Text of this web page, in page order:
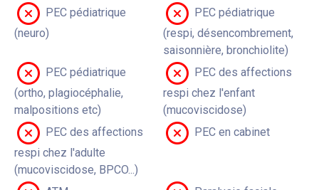
PEC pédiatrique
(neuro)
PEC pédiatrique
(respi, désencombrement,
saisonnière, bronchiolite)
PEC pédiatrique
(ortho, plagiocéphalie,
malpositions etc)
PEC des affections
respi chez l'enfant
(mucoviscidose)
PEC des affections
respi chez l'adulte
(mucoviscidose, BPCO...)
PEC en cabinet